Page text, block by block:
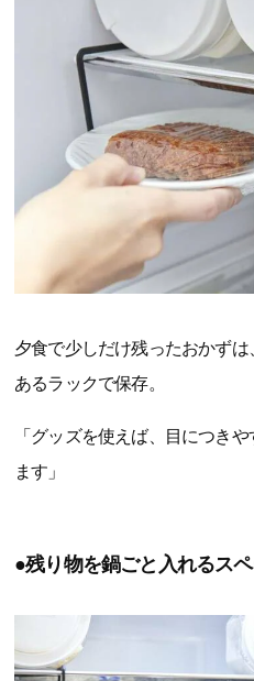
夕食で少しだけ残ったおかず
あるラックで保存。
「グッズを使えば、目につき
ます」
●残り物を鍋ごと入れるス